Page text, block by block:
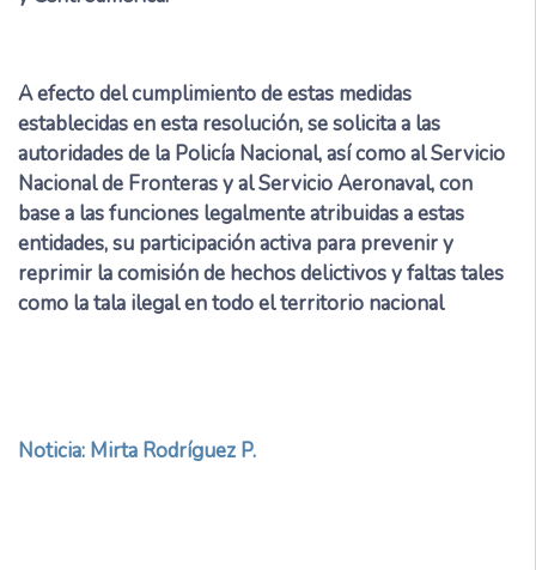
A efecto del cumplimiento de estas medidas
establecidas en esta resolución, se solicita a las
autoridades de la Policía Nacional, así como al Servicio
Nacional de Fronteras y al Servicio Aeronaval, con
base a las funciones legalmente atribuidas a estas
entidades, su participación activa para prevenir y
reprimir la comisión de hechos delictivos y faltas tales
como la tala ilegal en todo el territorio nacional
Noticia: Mirta Rodríguez P.